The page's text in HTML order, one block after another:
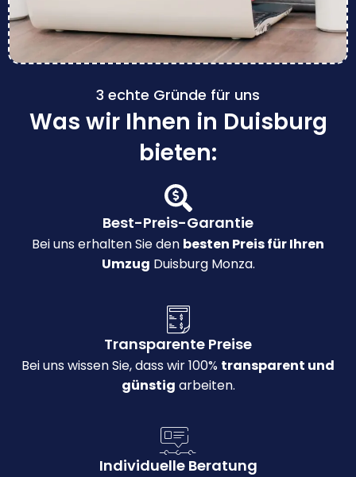
3 echte Gründe für uns
Was wir Ihnen in Duisburg
bieten:
Best-Preis-Garantie
Bei uns erhalten Sie den besten Preis für Ihren
Umzug Duisburg Monza.
Transparente Preise
Bei uns wissen Sie, dass wir 100% transparent und
günstig arbeiten.
Individuelle Beratung